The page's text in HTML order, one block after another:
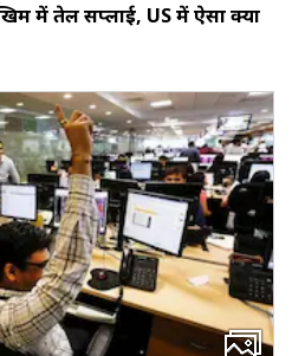
में तेल सप्लाई, US में ऐसा क्या